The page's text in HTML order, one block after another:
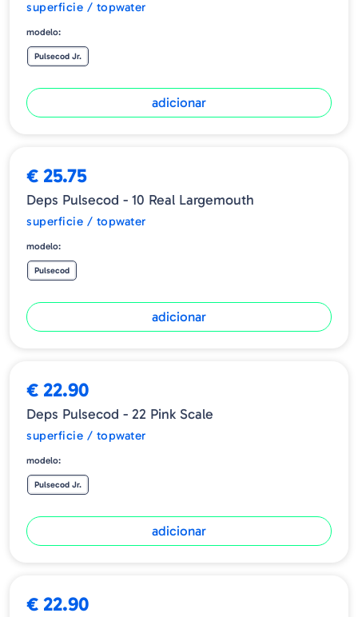
superficie / topwater
modelo:
Pulsecod Jr.
adicionar
€ 25.75
Deps Pulsecod - 10 Real Largemouth
superficie / topwater
modelo:
Pulsecod
adicionar
€ 22.90
Deps Pulsecod - 22 Pink Scale
superficie / topwater
modelo:
Pulsecod Jr.
adicionar
€ 22.90